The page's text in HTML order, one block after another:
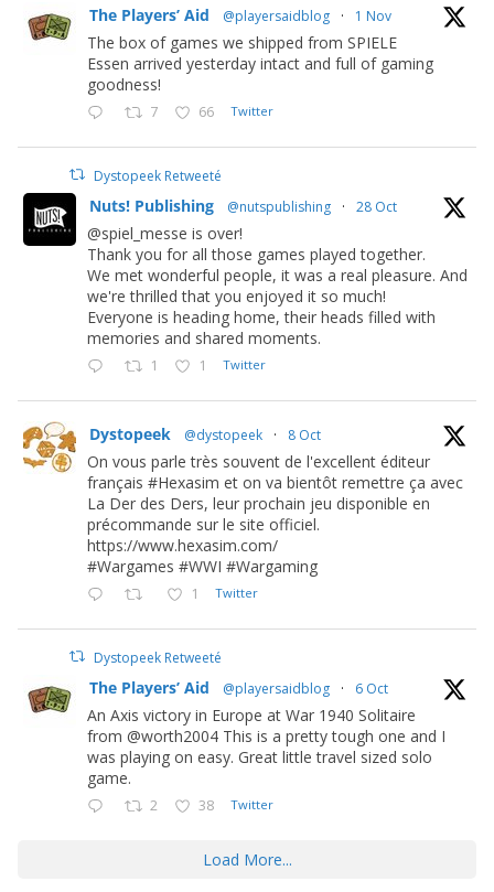
The Players’ Aid @playersaidblog · 1 Nov
The box of games we shipped from SPIELE
Essen arrived yesterday intact and full of gaming
goodness!
7 66 Twitter
Dystopeek Retweeté
Nuts! Publishing @nutspublishing · 28 Oct
@spiel_messe is over!
Thank you for all those games played together.
We met wonderful people, it was a real pleasure. And
we're thrilled that you enjoyed it so much!
Everyone is heading home, their heads filled with
memories and shared moments.
1 1 Twitter
Dystopeek @dystopeek · 8 Oct
On vous parle très souvent de l'excellent éditeur
français #Hexasim et on va bientôt remettre ça avec
La Der des Ders, leur prochain jeu disponible en
précommande sur le site officiel.
https://www.hexasim.com/
#Wargames #WWI #Wargaming
1 Twitter
Dystopeek Retweeté
The Players’ Aid @playersaidblog · 6 Oct
An Axis victory in Europe at War 1940 Solitaire
from @worth2004 This is a pretty tough one and I
was playing on easy. Great little travel sized solo
game.
2 38 Twitter
Load More...